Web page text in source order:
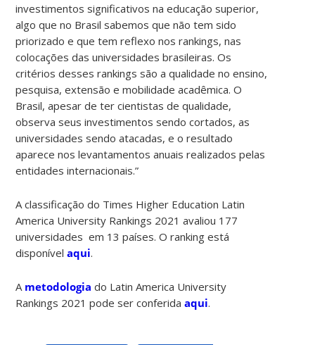
investimentos significativos na educação superior,
algo que no Brasil sabemos que não tem sido
priorizado e que tem reflexo nos rankings, nas
colocações das universidades brasileiras. Os
critérios desses rankings são a qualidade no ensino,
pesquisa, extensão e mobilidade acadêmica. O
Brasil, apesar de ter cientistas de qualidade,
observa seus investimentos sendo cortados, as
universidades sendo atacadas, e o resultado
aparece nos levantamentos anuais realizados pelas
entidades internacionais.”
A classificação do Times Higher Education Latin
America University Rankings 2021 avaliou 177
universidades em 13 países. O ranking está
disponívelaqui.
A metodologia do Latin America University
Rankings 2021 pode ser conferidaaqui.